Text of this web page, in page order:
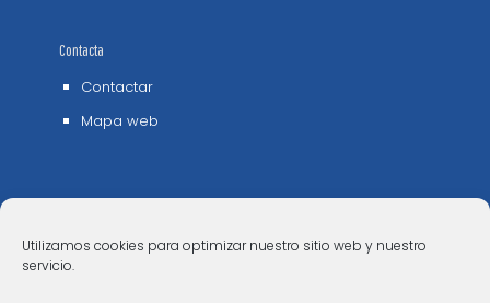
Utilizamos cookies para optimizar nuestro sitio web y nuestro
servicio.
Contacta
Contactar
Mapa web